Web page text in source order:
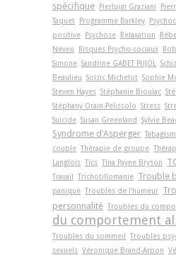
spécifique
Pierluigi Graziani
Taquet
Programme Barkley
positive
Psychose Relaxation
Neveu
Risques Psycho-sociaux
Simone Sandrine GABET PUJOL
Beaulieu Soizic Michelot Sophie
Steven Hayes Stéphanie Bioulac
Stéphany Orain-Pelissolo Stress
Suicide Susan Greenland Sylvie
Syndrome d'Asperger
couple Thérapie de groupe
Langlois Tics Tina Payne Bryson
Travail
Trichotillomanie Trouble
panique Troubles de l'humeur
personnalité Troubles du
du comportement
Troubles du sommeil Troubles
sexuels Véronique Brand-Arpon